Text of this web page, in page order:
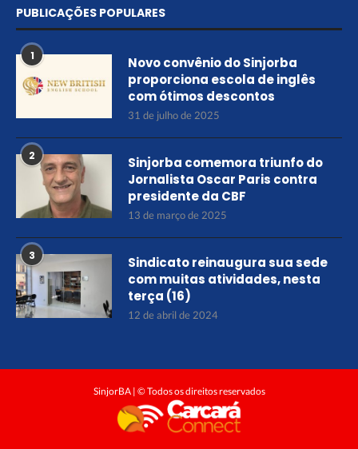
PUBLICAÇÕES POPULARES
1
Novo convênio do Sinjorba
proporciona escola de inglês
com ótimos descontos
31 de julho de 2025
2
Sinjorba comemora triunfo do
Jornalista Oscar Paris contra
presidente da CBF
13 de março de 2025
3
Sindicato reinaugura sua sede
com muitas atividades, nesta
terça (16)
12 de abril de 2024
SinjorBA | © Todos os direitos reservados